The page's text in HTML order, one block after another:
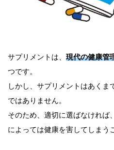
サプリメントは、 現代の健康管
つです。
しかし、サプリメントはあくま
ではありません。
そのため、適切に選ばなければ
によっては健康を害してしまう